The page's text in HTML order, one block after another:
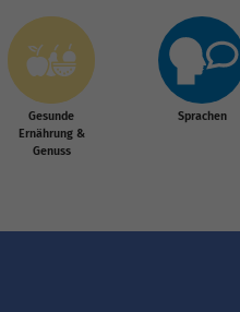
Gesunde
Ernährung &
Genuss
Sprachen